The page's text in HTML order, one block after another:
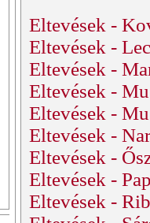
Eltevések -
Eltevések -
Eltevések -
Eltevések -
Eltevések -
Eltevések -
Eltevések -
Eltevések -
Eltevések -